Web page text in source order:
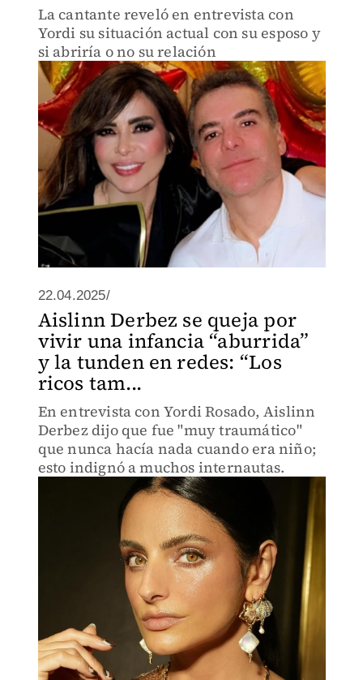
La cantante reveló en entrevista con
Yordi su situación actual con su esposo y
si abriría o no su relación
22.04.2025/
Aislinn Derbez se queja por
vivir una infancia “aburrida”
y la tunden en redes: “Los
ricos tam...
En entrevista con Yordi Rosado, Aislinn
Derbez dijo que fue "muy traumático"
que nunca hacía nada cuando era niño;
esto indignó a muchos internautas.